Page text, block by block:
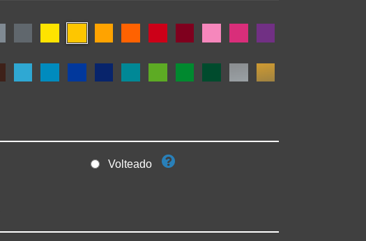
Volteado